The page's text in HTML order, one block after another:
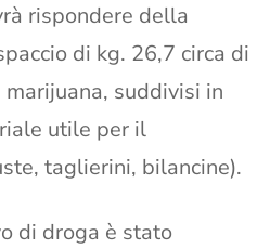
rispondere della
di kg. 26,7 circa di
suddivisi in
utile per il
taglierini, bilancine).
di droga è stato